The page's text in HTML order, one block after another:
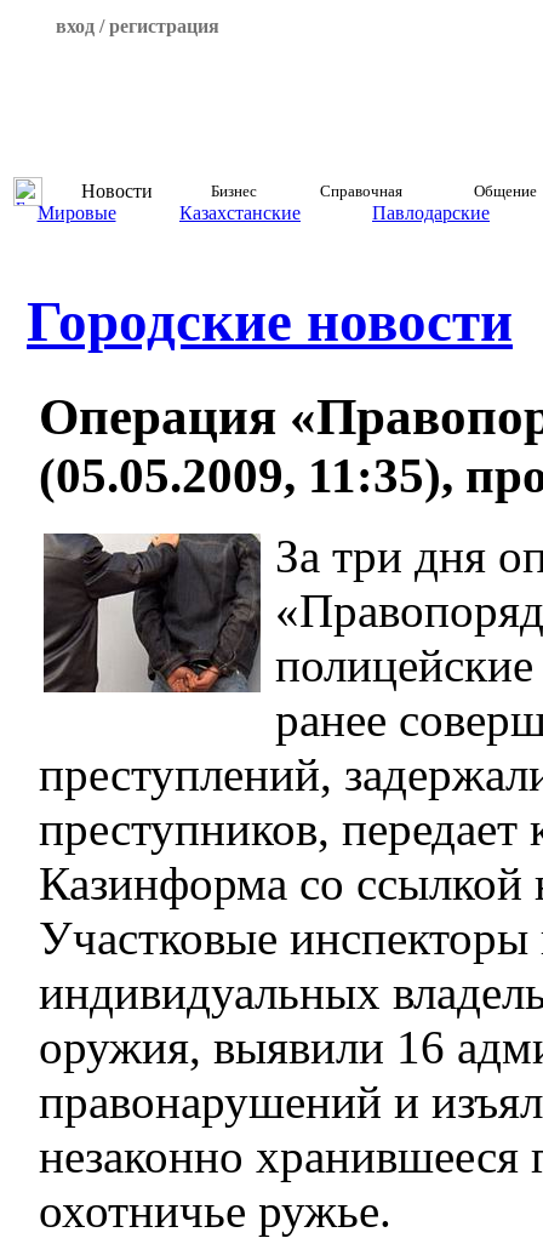
вход / регистрация
Новости Бизнес Справочная Общение
Мировые Казахстанские Павлодарские
Городские новости
Операция
(05.05.2009, 11:35),
За три дня
ранее
преступлений,
преступников, передает
Казинформа со
Участковые
индивидуальных
оружия, выявили 16
правонарушений и
незаконно хранившееся
охотничье ружье.